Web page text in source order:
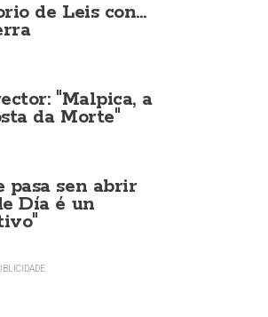
de Leis con...
"Malpica, a
da Morte"
pasa sen abrir
Día é un